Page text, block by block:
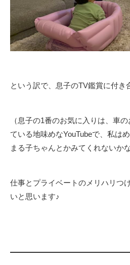
という訳で、息子のTV鑑賞に付き
（息子の1番のお気に入りは、車
ている地味めなYouTubeで、私は
まる子ちゃんとかみてくれないかな
仕事とプライベートのメリハリつ
いと思います♪